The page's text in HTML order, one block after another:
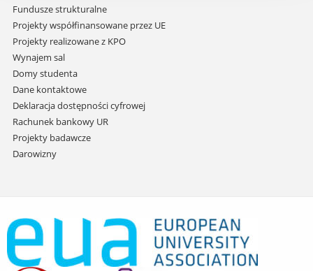
Fundusze strukturalne
Projekty współfinansowane przez UE
Projekty realizowane z KPO
Wynajem sal
Domy studenta
Dane kontaktowe
Deklaracja dostępności cyfrowej
Rachunek bankowy UR
Projekty badawcze
Darowizny